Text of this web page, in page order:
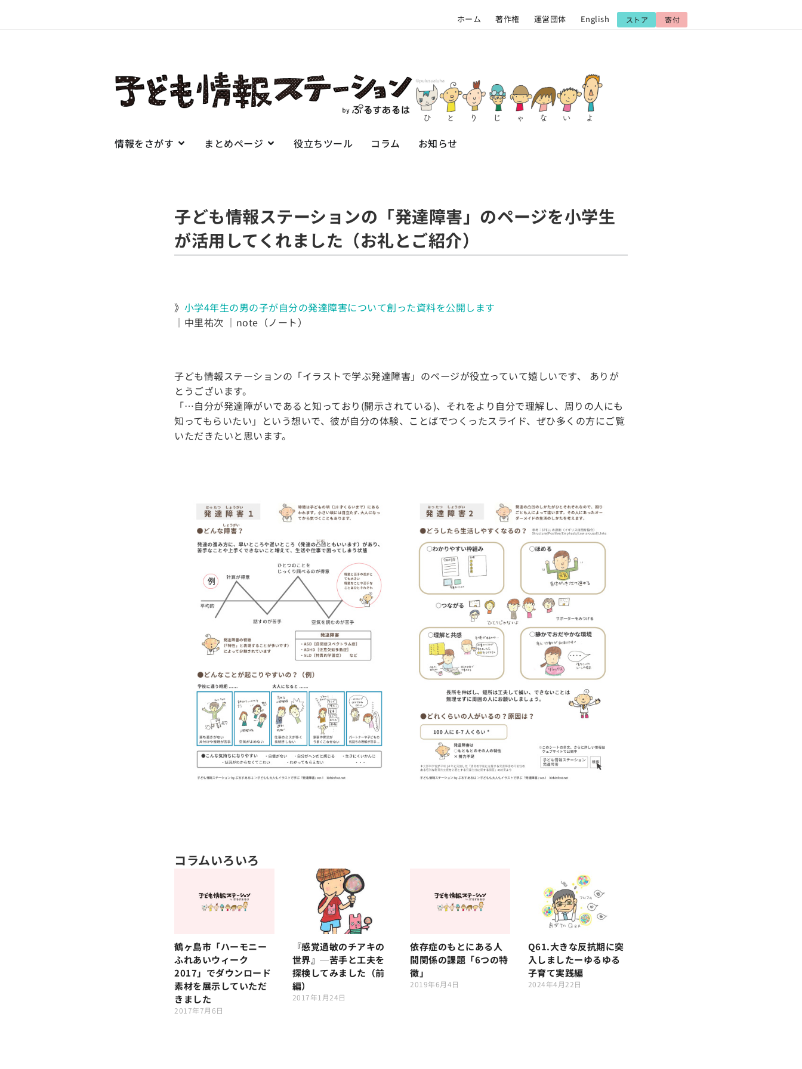
ホーム 著作権 運営団体 English ストア 寄付
情報をさがす まとめページ 役立ちツール コラム お知らせ
子ども情報ステーションの「発達障害」のページを小学生
が活用してくれました（お礼とご紹介）
》 小学4年生の男の子が自分の発達障害について創った資料を公開します
｜中里祐次 ｜note（ノート）
子ども情報ステーションの「イラストで学ぶ発達障害」のページが役立っていて嬉しいです、 ありが
とうございます。
「…自分が発達障がいであると知っており(開示されている)、それをより自分で理解し、周りの人にも
知ってもらいたい」という想いで、彼が自分の体験、ことばでつくったスライド、ぜひ多くの方にご覧
いただきたいと思います。
コラムいろいろ
鶴ヶ島市「ハーモニー
ふれあいウィーク
2017」でダウンロード
素材を展示していただ
きました
2017年7月6日
『感覚過敏のチアキの
世界』─苦手と工夫を
探検してみました（前
編）
2017年1月24日
依存症のもとにある人
間関係の課題「6つの特
徴」
2019年6月4日
Q61.大きな反抗期に突
入しましたーゆるゆる
子育て実践編
2024年4月22日